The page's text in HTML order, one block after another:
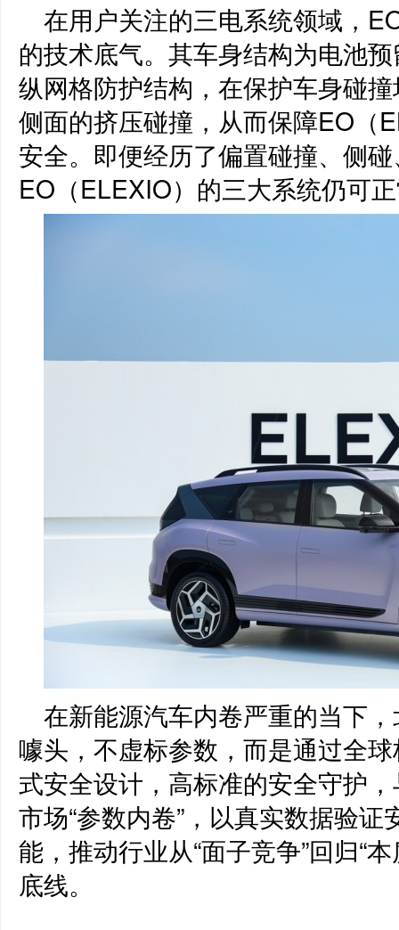
在用户关注的三电系统领域，
的技术底气。其车身结构为电池
纵网格防护结构，在保护车身碰
侧面的挤压碰撞，从而保障EO（
安全。即便经历了偏置碰撞、侧
EO（ELEXIO）的三大系统仍可
在新能源汽车内卷严重的当下
噱头，不虚标参数，而是通过全
式安全设计，高标准的安全守护
市场“参数内卷”，以真实数据验
能，推动行业从“面子竞争”回归“
底线。